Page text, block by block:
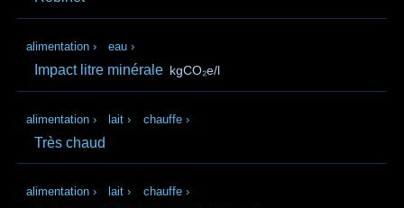
alimentation › eau ›
Impact litre minérale kgCO₂e/l
alimentation › lait › chauffe ›
Très chaud
alimentation › lait › chauffe ›